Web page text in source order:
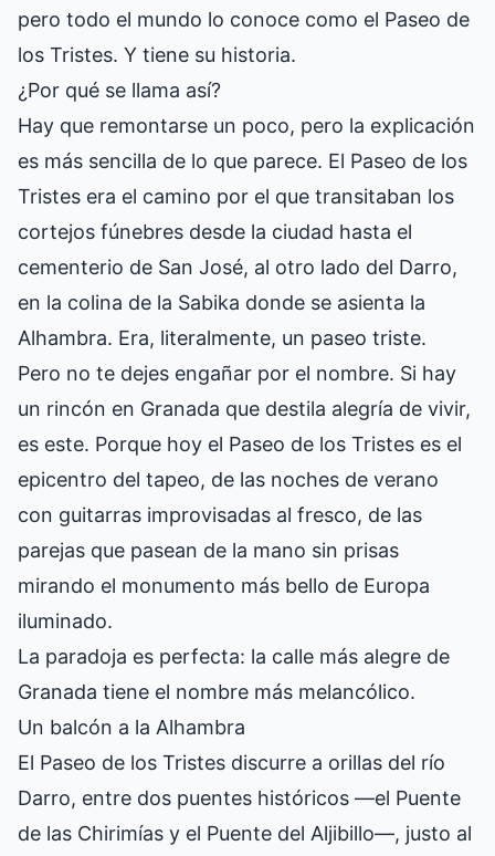
pero todo el mundo lo conoce como el Paseo de
los Tristes. Y tiene su historia.
¿Por qué se llama así?
Hay que remontarse un poco, pero la explicación
es más sencilla de lo que parece. El Paseo de los
Tristes era el camino por el que transitaban los
cortejos fúnebres desde la ciudad hasta el
cementerio de San José, al otro lado del Darro,
en la colina de la Sabika donde se asienta la
Alhambra. Era, literalmente, un paseo triste.
Pero no te dejes engañar por el nombre. Si hay
un rincón en Granada que destila alegría de vivir,
es este. Porque hoy el Paseo de los Tristes es el
epicentro del tapeo, de las noches de verano
con guitarras improvisadas al fresco, de las
parejas que pasean de la mano sin prisas
mirando el monumento más bello de Europa
iluminado.
La paradoja es perfecta: la calle más alegre de
Granada tiene el nombre más melancólico.
Un balcón a la Alhambra
El Paseo de los Tristes discurre a orillas del río
Darro, entre dos puentes históricos —el Puente
de las Chirimías y el Puente del Aljibillo—, justo al